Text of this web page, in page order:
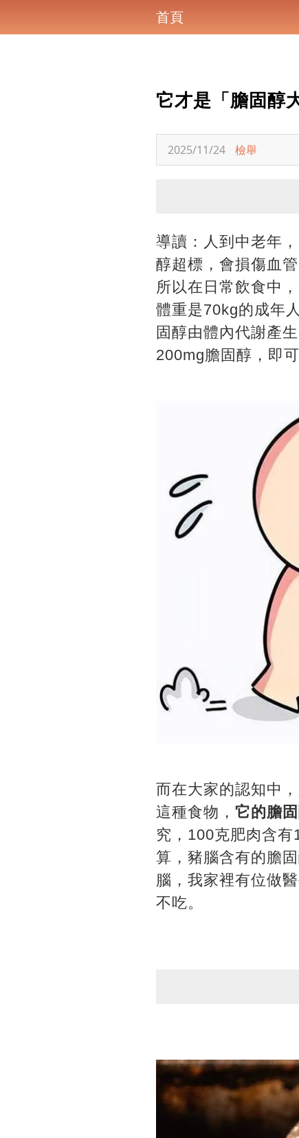
首頁
它才是「膽固醇
2025/11/24 檢舉
導讀：人到中老年
醇超標，會損傷血
所以在日常飲食中
體重是70kg的成年
固醇由體內代謝產
200mg膽固醇，即
而在大家的認知中
這種食物， 它的膽
究，100克肥肉含
算，豬腦含有的膽
腦，我家裡有位做
不吃。